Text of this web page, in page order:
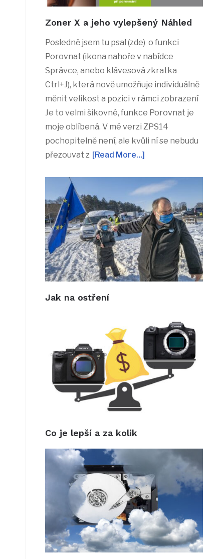
Zoner X a jeho vylepšený Náhled
Posledně jsem tu psal (zde) o funkci
Porovnat (ikona nahoře v nabídce
Správce, anebo klávesová zkratka
Ctrl+J), která nově umožňuje individuálně
měnit velikost a pozici v rámci zobrazení
Je to velmi šikovné, funkce Porovnat je
moje oblíbená. V mé verzi ZPS14
pochopitelně není, ale kvůli ní se nebudu
přezouvat z [Read More…]
Jak na ostření
Co je lepší a za kolik